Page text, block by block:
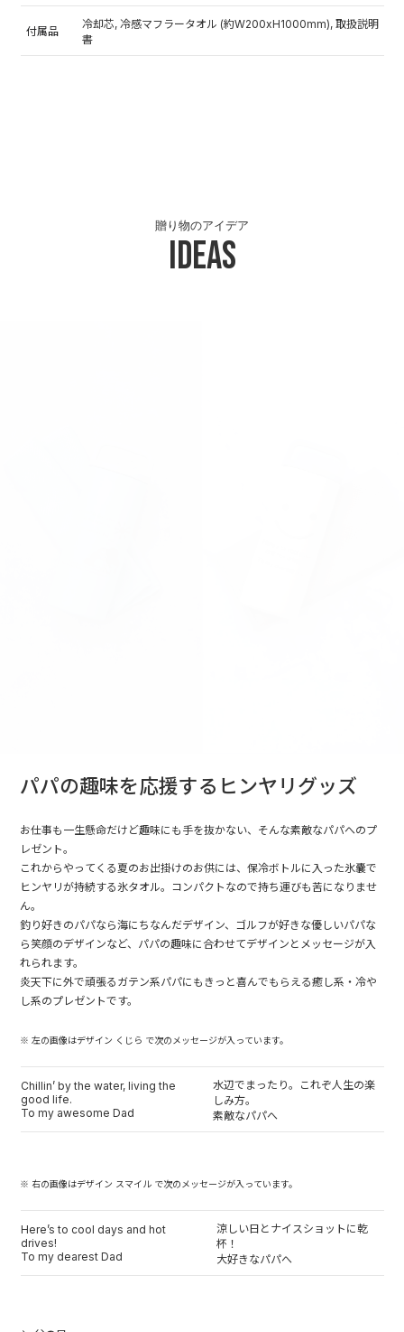
付属品
冷却芯, 冷感マフラータオル (約W200xH1000mm), 取扱説明
書
Ideas
贈り物のアイデア
パパの趣味を応援するヒンヤリグッズ
お仕事も一生懸命だけど趣味にも手を抜かない、そんな素敵なパパへのプ
レゼント。
これからやってくる夏のお出掛けのお供には、保冷ボトルに入った氷嚢で
ヒンヤリが持続する氷タオル。コンパクトなので持ち運びも苦になりませ
ん。
釣り好きのパパなら海にちなんだデザイン、ゴルフが好きな優しいパパな
ら笑顔のデザインなど、パパの趣味に合わせてデザインとメッセージが入
れられます。
炎天下に外で頑張るガテン系パパにもきっと喜んでもらえる癒し系・冷や
し系のプレゼントです。
※ 左の画像はデザイン くじら で次のメッセージが入っています。
Chillin’ by the water, living the
good life.
To my awesome Dad
水辺でまったり。これぞ人生の楽
しみ方。
素敵なパパへ
※ 右の画像はデザイン スマイル で次のメッセージが入っています。
Here’s to cool days and hot
drives!
To my dearest Dad
涼しい日とナイスショットに乾
杯！
大好きなパパへ